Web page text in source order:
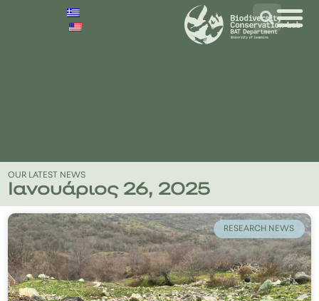
OUR LATEST NEWS
Ιανουάριος 26, 2025
RESEARCH NEWS